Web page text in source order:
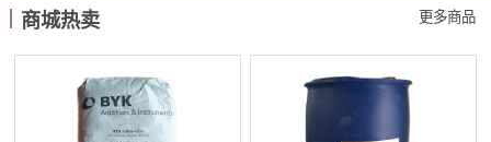
商城热卖 更多商品